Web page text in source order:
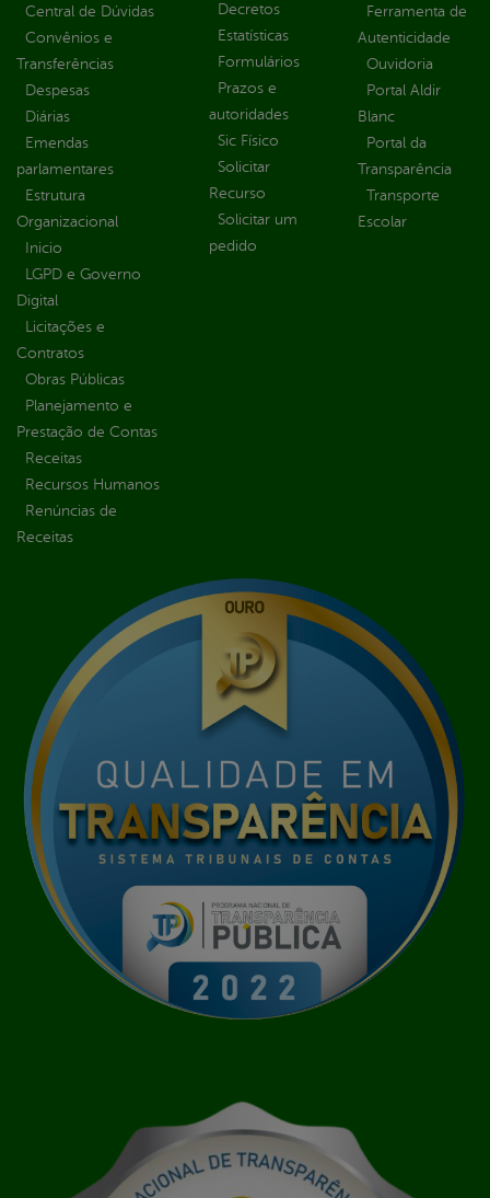
Central de Dúvidas
Convênios e
Transferências
Despesas
Diárias
Emendas
parlamentares
Estrutura
Organizacional
Inicio
LGPD e Governo
Digital
Licitações e
Contratos
Obras Públicas
Planejamento e
Prestação de Contas
Receitas
Recursos Humanos
Renúncias de
Receitas
Decretos
Estatísticas
Formulários
Prazos e
autoridades
Sic Físico
Solicitar
Recurso
Solicitar um
pedido
Ferramenta de
Autenticidade
Ouvidoria
Portal Aldir
Blanc
Portal da
Transparência
Transporte
Escolar